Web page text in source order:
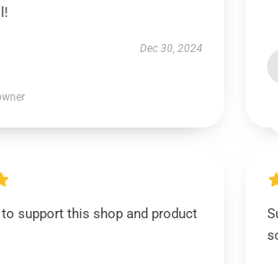
Dec 30, 2024
support this shop and product